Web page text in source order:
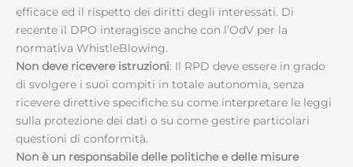
efficace ed il rispetto dei diritti degli interessati. Di
recente il DPO interagisce anche con l’OdV per la
normativa WhistleBlowing.
Non deve ricevere istruzioni: Il RPD deve essere in grado
di svolgere i suoi compiti in totale autonomia, senza
ricevere direttive specifiche su come interpretare le leggi
sulla protezione dei dati o su come gestire particolari
questioni di conformità.
Non è un responsabile delle politiche e delle misure